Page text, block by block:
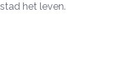
het leven.